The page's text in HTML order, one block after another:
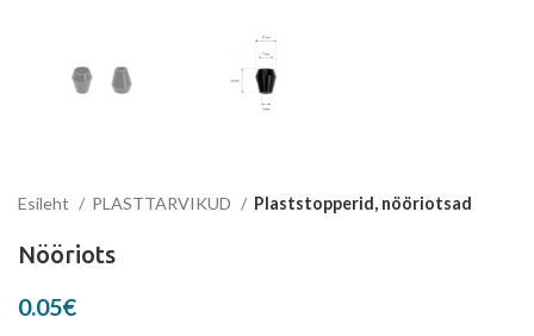
Esileht PLASTTARVIKUD Plaststopperid, nööriotsad
Nööriots
0.05€